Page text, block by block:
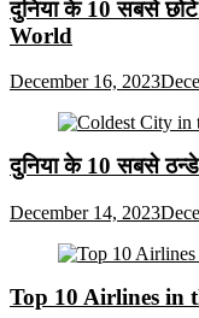
दुनिया के 10 सबसे
World
December 16, 2023
दुनिया के 10 सबसे
December 14, 2023
Top 10 Airlines in